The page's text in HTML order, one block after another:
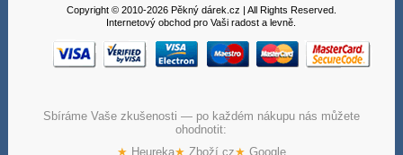
Copyright © 2010-2026 Pěkný dárek.cz | All Rights Reserved.
Internetový obchod pro Vaši radost a levně.
Sbíráme Vaše zkušenosti — po každém nákupu nás můžete
ohodnotit:
★ Heureka★ Zboží.cz★ Google